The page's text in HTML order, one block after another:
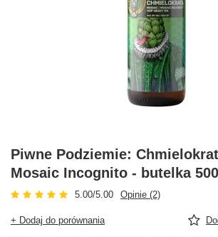
Piwne Podziemie:
Mosaic Incognito - butelka
5.00/5.00 Opinie (2)
+ Dodaj do porównania